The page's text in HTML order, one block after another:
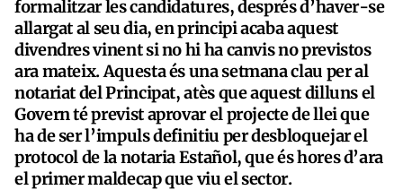
formalitzar les candidatures, després d’haver-se
allargat al seu dia, en principi acaba aquest
divendres vinent si no hi ha canvis no previstos
ara mateix. Aquesta és una setmana clau per al
notariat del Principat, atès que aquest dilluns el
Govern té previst aprovar el projecte de llei que
ha de ser l’impuls definitiu per desbloquejar el
protocol de la notaria Estañol, que és hores d’ara
el primer maldecap que viu el sector.